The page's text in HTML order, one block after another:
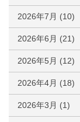
2026年7月 (10)
2026年6月 (21)
2026年5月 (12)
2026年4月 (18)
2026年3月 (1)